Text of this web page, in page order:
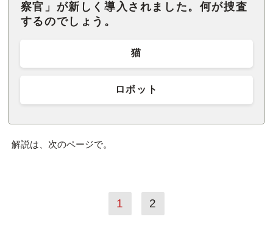
察官」が新しく導入されました。何が捜査
するのでしょう。
猫
ロボット
解説は、次のページで。
1 2